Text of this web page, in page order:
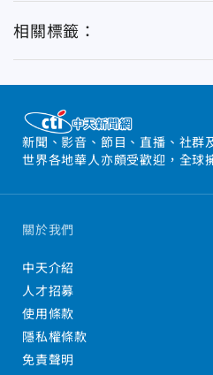
相關標籤：
新聞、影音、節目、直播、社群
世界各地華人亦頗受歡迎，全球
關於我們
中天介紹
人才招募
使用條款
隱私權條款
免責聲明